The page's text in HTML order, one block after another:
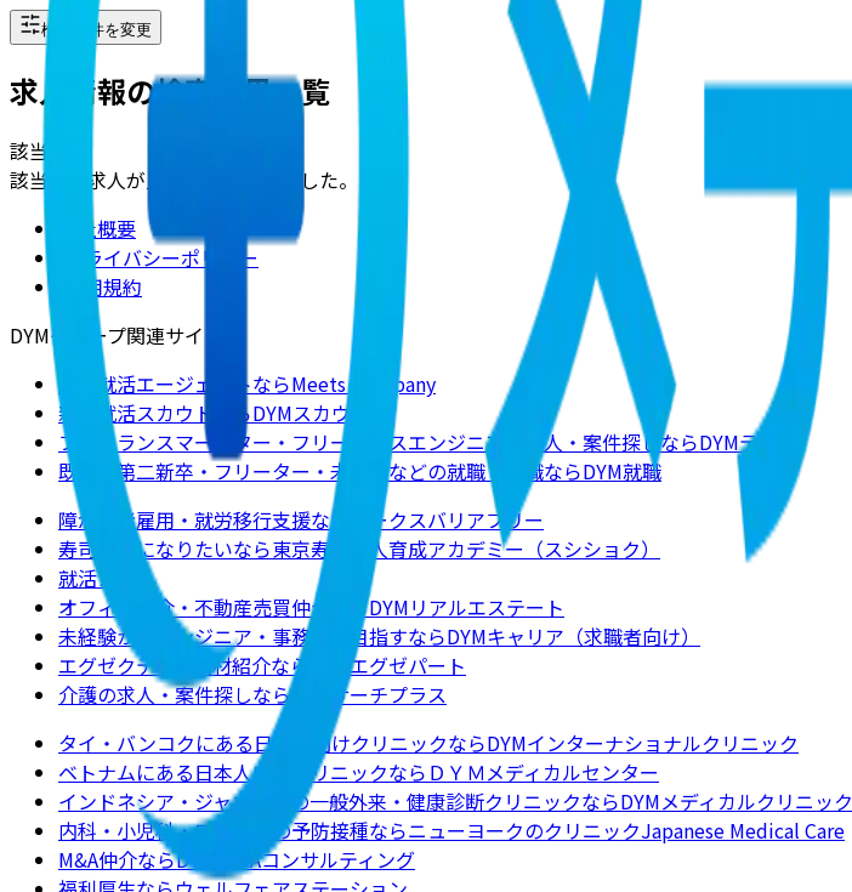
検索条件を変更
求人情報の検索結果一覧
該当
該当する求人が見つかりませんでした。
会社概要
プライバシーポリシー
利用規約
DYMグループ関連サイト
新卒就活エージェントならMeets Company
新卒就活スカウトならDYMスカウト
フリーランスマーケター・フリーランスエンジニアの求人・案件探しならDYMテック
既卒・第二新卒・フリーター・未経験などの就職・転職ならDYM就職
障がい者雇用・就労移行支援ならワークスバリアフリー
寿司職人になりたいなら東京寿司職人育成アカデミー（スシショク）
就活ノート
オフィス仲介・不動産売買仲介ならDYMリアルエステート
未経験からエンジニア・事務職を目指すならDYMキャリア（求職者向け）
エグゼクティブ人材紹介ならDYMエグゼパート
介護の求人・案件探しなら介護サーチプラス
タイ・バンコクにある日本人向けクリニックならDYMインターナショナルクリニック
ベトナムにある日本人向けクリニックならＤＹＭメディカルセンター
インドネシア・ジャカルタの一般外来・健康診断クリニックならDYMメディカルクリニック
内科・小児科・ワクチンの予防接種ならニューヨークのクリニックJapanese Medical Care
M&A仲介ならDYM M&Aコンサルティング